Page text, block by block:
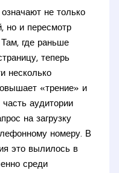
не только
но и пересмотр
где раньше
теперь
несколько
«трение» и
аудитории
на загрузку
номеру. В
это вылилось в
среди